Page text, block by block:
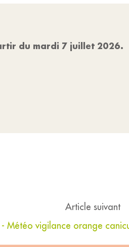
du mardi 7 juillet 2026.
Article suivant
Météo vigilance orange